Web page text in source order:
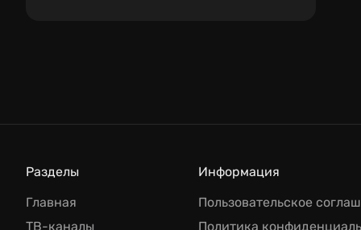
Разделы
Главная
ТВ-каналы
Информация
Пользовательское
Политика